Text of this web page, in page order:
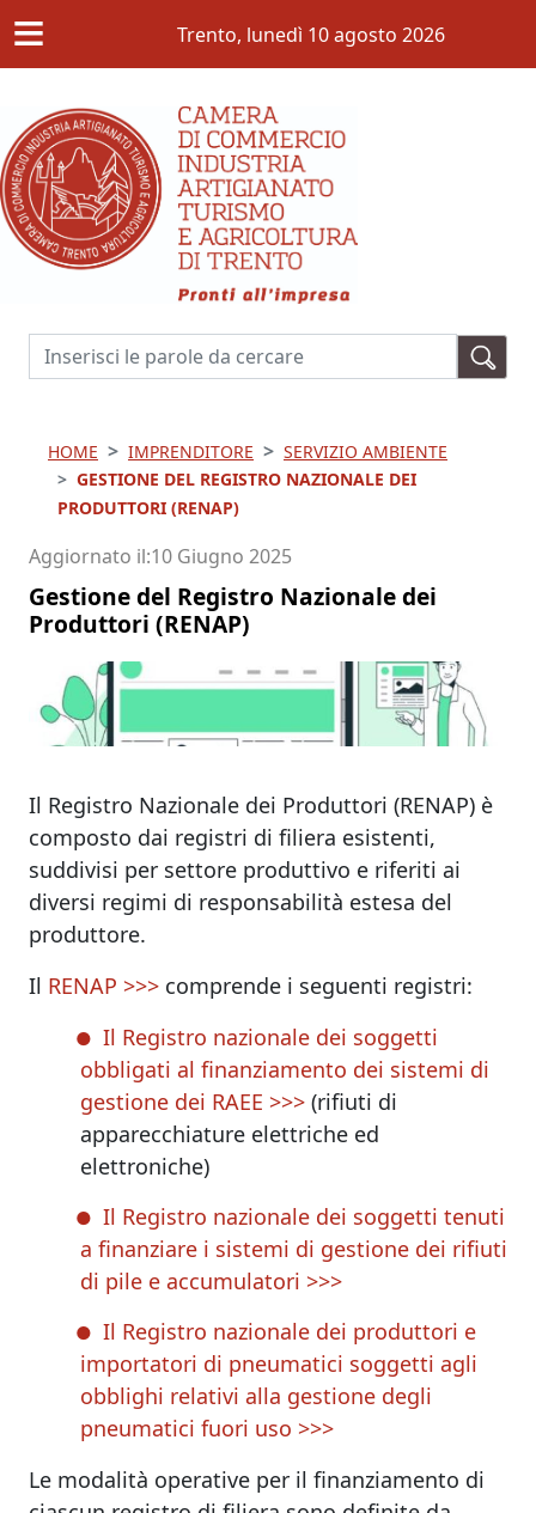
≡ Trento, lunedì 10 agosto 2026
Cerca
HOME IMPRENDITORE
SERVIZIO AMBIENTE
GESTIONE DEL REGISTRO NAZIONALE DEI
PRODUTTORI (RENAP)
Aggiornato il 10 Giugno 2025
Gestione del Registro Nazionale dei
Produttori (RENAP)
Il Registro Nazionale dei Produttori (RENAP) è
composto dai registri di filiera esistenti,
suddivisi per settore produttivo e riferiti ai
diversi regimi di responsabilità estesa del
produttore.
Il RENAP >>> comprende i seguenti registri:
Il Registro nazionale dei soggetti
obbligati al finanziamento dei sistemi di
gestione dei RAEE >>>(rifiuti di
apparecchiature elettriche ed
elettroniche)
Il Registro nazionale dei soggetti tenuti
a finanziare i sistemi di gestione dei rifiuti
di pile e accumulatori >>>
Il Registro nazionale dei produttori e
importatori di pneumatici soggetti agli
obblighi relativi alla gestione degli
pneumatici fuori uso >>>
Le modalità operative per il finanziamento di